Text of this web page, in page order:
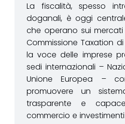
La fiscalità, spesso
doganali, è oggi
che operano sui mercati
Commissione Taxation
la voce delle imprese
sedi internazionali –
Unione Europea –
promuovere un
trasparente e
commercio e